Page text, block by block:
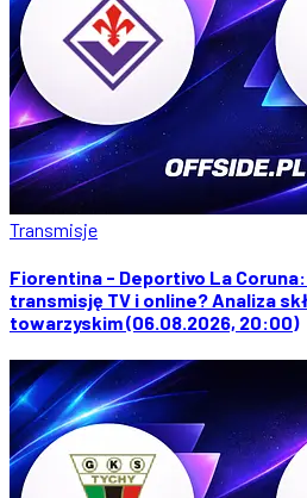
Transmisje
Fiorentina - Deportivo La
transmisję TV i online? Analiza
towarzyskim (06.08.2026, 20:00)